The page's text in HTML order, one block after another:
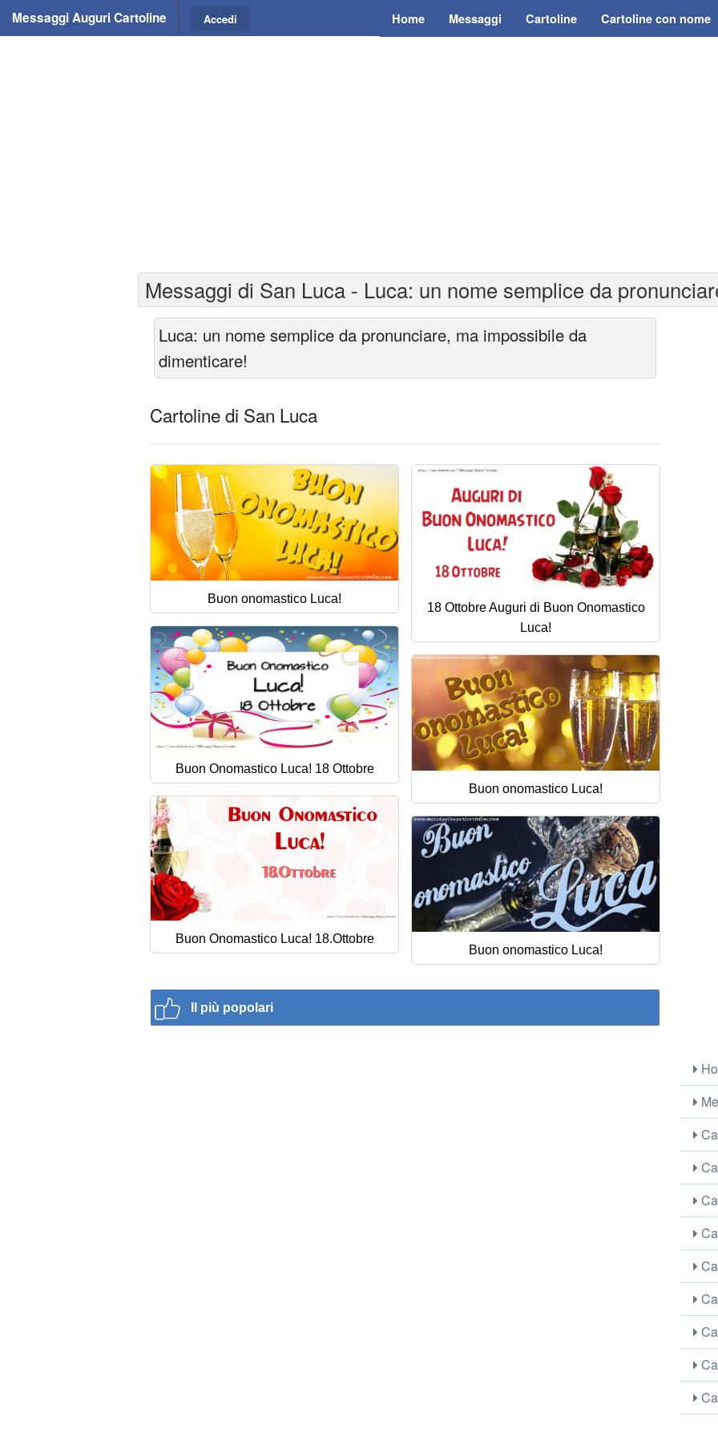
Messaggi Auguri Cartoline Home Messaggi Cartoline Cartoline con nome
Accedi
Messaggi di San Luca - Luca: un nome semplice da
Luca: un nome semplice da pronunciare, ma impossibile da
dimenticare!
Cartoline di San Luca
Buon onomastico Luca!
18 Ottobre Auguri di Buon Onomastico
Luca!
Buon Onomastico Luca! 18 Ottobre
Buon onomastico Luca!
Buon Onomastico Luca! 18.Ottobre
Buon onomastico Luca!
Il più popolari